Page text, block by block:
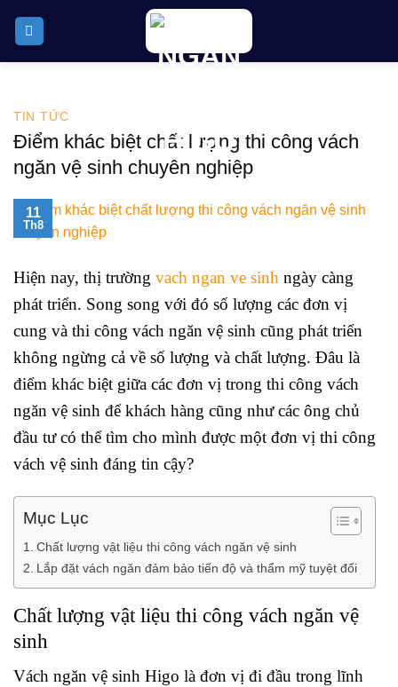
TIN TỨC
Điểm khác biệt chất lượng thi công vách
ngăn vệ sinh chuyên nghiệp
11
Th8
Hiện nay, thị trường vach ngan ve sinh ngày càng
phát triển. Song song với đó số lượng các đơn vị
cung và thi công vách ngăn vệ sinh cũng phát triển
không ngừng cả về số lượng và chất lượng. Đâu là
điểm khác biệt giữa các đơn vị trong thi công vách
ngăn vệ sinh để khách hàng cũng như các ông chủ
đầu tư có thể tìm cho mình được một đơn vị thi công
vách vệ sinh đáng tin cậy?
Mục Lục
Chất lượng vật liệu thi công vách ngăn vệ sinh
Lắp đặt vách ngăn đảm bảo tiến độ và thẩm mỹ tuyệt đối
Chất lượng vật liệu thi công vách ngăn vệ
sinh
Vách ngăn vệ sinh Higo là đơn vị đi đầu trong lĩnh